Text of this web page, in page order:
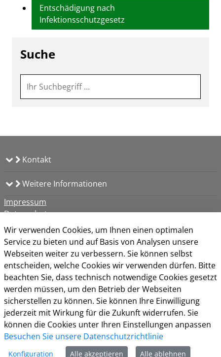
Entschädigung nach
Infektionsschutzgesetz
Suche
Kontakt
Weitere Informationen
Impressum
Datenschutz
Kontakt
Barrierefreiheit
Nutzungsbedingungen
Cookie-Richtlinie
Wir verwenden Cookies, um Ihnen einen optimalen
Service zu bieten und auf Basis von Analysen unsere
Webseiten weiter zu verbessern. Sie können selbst
entscheiden, welche Cookies wir verwenden dürfen. Bitte
beachten Sie, dass technisch notwendige Cookies gesetzt
werden müssen, um den Betrieb der Webseiten
sicherstellen zu können. Sie können Ihre Einwilligung
jederzeit mit Wirkung für die Zukunft widerrufen. Sie
können die Cookies unter Ihren Einstellungen anpassen
Besuchen Sie unsere Datenschutzrichtlinie
Konfiguration Alle akzeptieren Alle ablehnen